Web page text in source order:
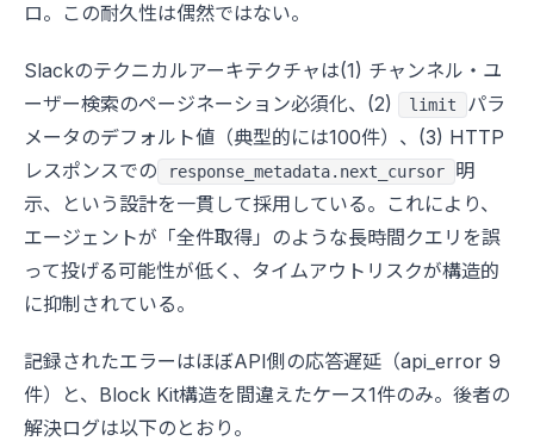
ロ。この耐久性は偶然ではない。
Slackのテクニカルアーキテクチャは(1) チャンネル・ユ
ーザー検索のページネーション必須化、(2)
limit
パラ
メータのデフォルト値（典型的には100件）、(3) HTTP
レスポンスでの
response_metadata.next_cursor
明
示、という設計を一貫して採用している。これにより、
エージェントが「全件取得」のような長時間クエリを誤
って投げる可能性が低く、タイムアウトリスクが構造的
に抑制されている。
記録されたエラーはほぼAPI側の応答遅延（api_error 9
件）と、Block Kit構造を間違えたケース1件のみ。後者の
解決ログは以下のとおり。